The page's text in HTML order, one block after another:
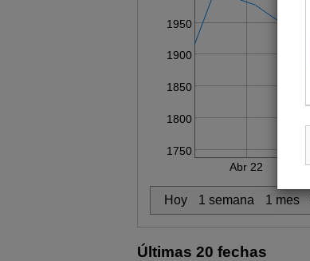
1750
1800
1850
1900
1950
Abr 22
Hoy 1 semana 1 mes
Últimas 20 fechas